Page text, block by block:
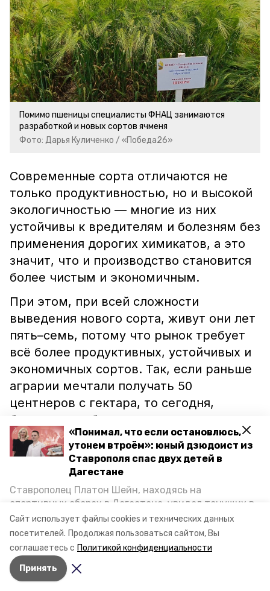
Сайт использует файлы cookies и технических данных
посетителей. Продолжая пользоваться сайтом, Вы
соглашаетесь с Политикой конфиденциальности
Принять
«Понимал, что если остановлюсь,
утонем втроём»: юный дзюдоист из
Ставрополя спас двух детей в
Дагестане
Ставрополец Платон Шейн, находясь на
спортивных сборах в Дегестане, увидел тонущих в
Каспийском море детей и бросился на помощь. По
возвращении домой, отважного мальчика
пригласили в министерство образования края и
наградили. Корреспондент «Победы26» пообщался
с юным героем.
Помимо пшеницы специалисты ФНАЦ занимаются
разработкой и новых сортов ячменя
Фото: Дарья Куличенко / «Победа26»
Современные сорта отличаются не
только продуктивностью, но и высокой
экологичностью — многие из них
устойчивы к вредителям и болезням без
применения дорогих химикатов, а это
значит, что и производство становится
более чистым и экономичным.
При этом, при всей сложности
выведения нового сорта, живут они лет
пять–семь, потому что рынок требует
всё более продуктивных, устойчивых и
экономичных сортов. Так, если раньше
аграрии мечтали получать 50
центнеров с гектара, то сегодня,
благодаря работе селекционеров, есть
сорта с урожайностью до 120–150
центнеров с гектара. И эти показатели
скоро тоже станут недостаточными, их
надо будет увеличивать,
предупреждают эксперты.
Читайте также:
Сенатор Митин отметил работу главы
Ставрополья в аграрной отрасли